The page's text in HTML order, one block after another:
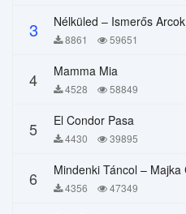
3 Nélküled – Ismerős Arcok
8861 59651
4 Mamma Mia
4528 58849
5 El Condor Pasa
4430 39895
6 4356 47349